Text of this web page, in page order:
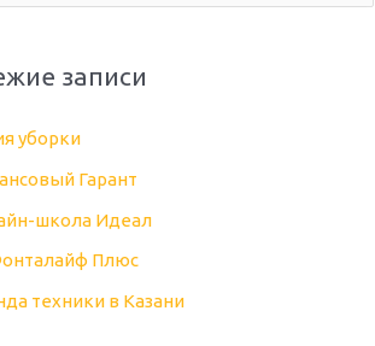
записи
уборки
Гарант
школа Идеал
Плюс
техники в Казани